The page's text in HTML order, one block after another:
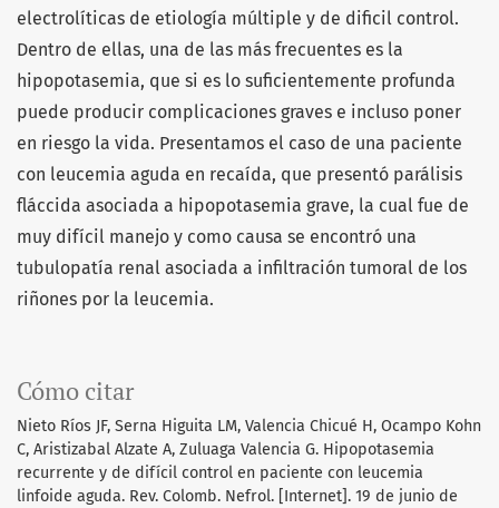
Cómo citar
Nieto Ríos JF, Serna Higuita LM, Valencia Chicué H, Ocampo Kohn
C, Aristizabal Alzate A, Zuluaga Valencia G. Hipopotasemia
recurrente y de difícil control en paciente con leucemia
linfoide aguda. Rev. Colomb. Nefrol. [Internet]. 19 de junio de
electrolíticas de etiología múltiple y de dificil control.
Dentro de ellas, una de las más frecuentes es la
hipopotasemia, que si es lo suficientemente profunda
puede producir complicaciones graves e incluso poner
en riesgo la vida. Presentamos el caso de una paciente
con leucemia aguda en recaída, que presentó parálisis
fláccida asociada a hipopotasemia grave, la cual fue de
muy difícil manejo y como causa se encontró una
tubulopatía renal asociada a infiltración tumoral de los
riñones por la leucemia.